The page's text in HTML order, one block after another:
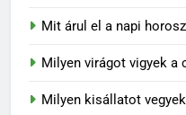
Mit árul el a napi
Milyen virágot vigyek a
Milyen kisállatot